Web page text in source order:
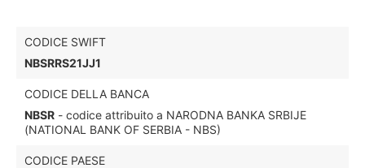
CODICE SWIFT
NBSRRS21JJ1
CODICE DELLA BANCA
NBSR - codice attribuito a NARODNA BANKA SRBIJE
(NATIONAL BANK OF SERBIA - NBS)
CODICE PAESE